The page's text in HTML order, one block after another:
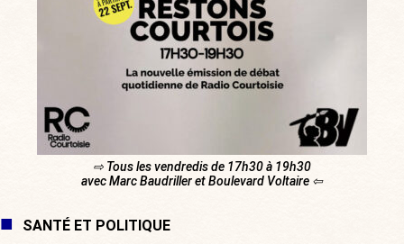
⇨ Tous les vendredis de 17h30 à 19h30
avec Marc Baudriller et Boulevard Voltaire ⇦
SANTÉ ET POLITIQUE